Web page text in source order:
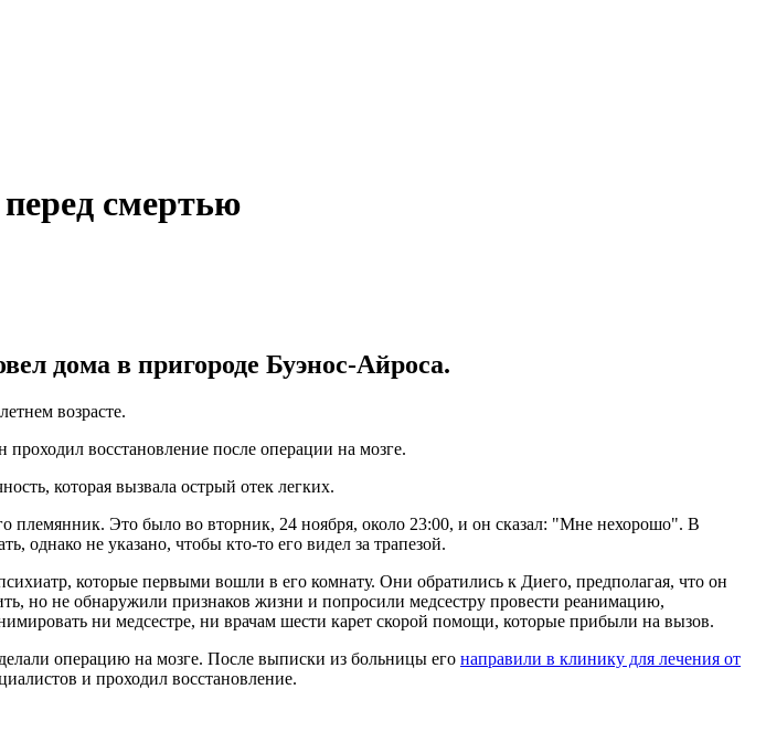
смертью
дома в пригороде Буэнос-Айроса.
возрасте.
восстановление после операции на мозге.
которая вызвала острый отек легких.
Это было во вторник, 24 ноября, около 23:00, и он сказал: "Мне нехорошо". В
однако не указано, чтобы кто-то его видел за трапезой.
которые первыми вошли в его комнату. Они обратились к Диего, предполагая, что он
но не обнаружили признаков жизни и попросили медсестру провести реанимацию,
ни медсестре, ни врачам шести карет скорой помощи, которые прибыли на вызов.
операцию на мозге. После выписки из больницы его направили в клинику для лечения от
и проходил восстановление.